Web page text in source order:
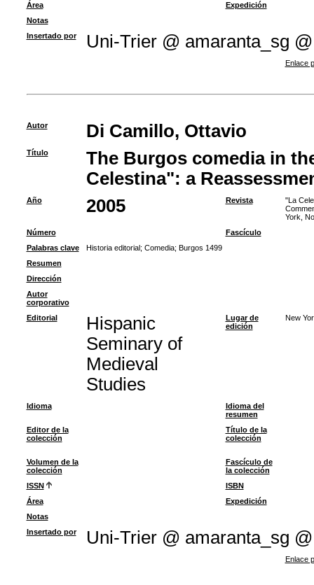
Área
Expedición
Notas
Insertado por
Uni-Trier @ amaranta_sg
Enlace
Autor Di Camillo, Ottavio
Título
The Burgos comedia in
Celestina": a
Año 2005 Revista
"La
York,
Número
Fascículo
Palabras clave
Historia editorial; Comedia; Burgos 1499
Resumen
Dirección
Autor
corporativo
Editorial
Hispanic
Seminary of
Medieval
Studies
Lugar de
edición
New
Idioma
Idioma del
resumen
Editor de la
colección
Título de la
colección
Volumen de la
colección
Fascículo de
la colección
ISSN
ISBN
Área
Expedición
Notas
Insertado por
Uni-Trier @ amaranta_sg @
Enlace